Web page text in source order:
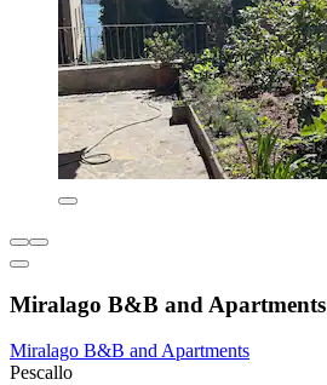
Miralago B&B and Apartments
Miralago B&B and Apartments
Pescallo